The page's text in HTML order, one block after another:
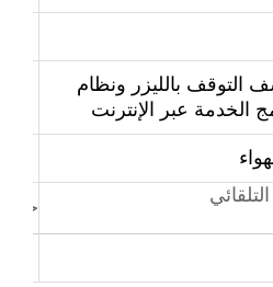
التوقف بالليزر ونظام
الخدمة عبر الإنترنت